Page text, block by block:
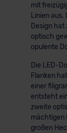
mit
Linien aus.
Design
optisch
opulente
Die LED-
Flanken
einer
entsteht
zweite
mächtigen
großen